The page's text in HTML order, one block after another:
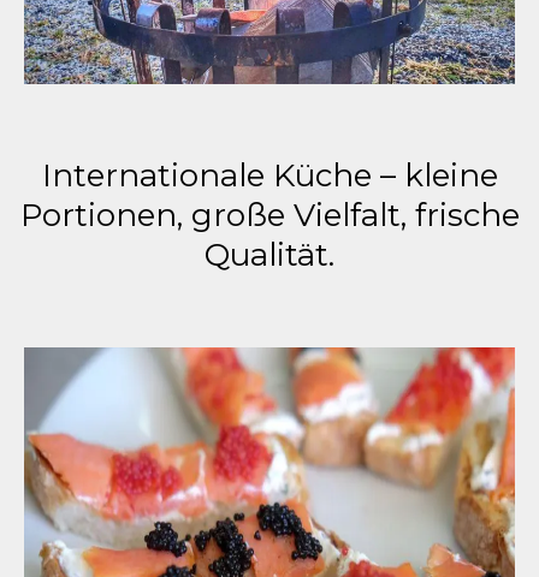
Internationale Küche – kleine
Portionen, große Vielfalt, frische
Qualität.